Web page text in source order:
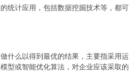
统计应用，包括数据挖掘技术等，都可
什么以得到最优的结果，主要指采用运
型或智能优化算法，对企业应该采取的